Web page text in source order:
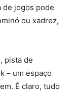
de jogos pode
ou xadrez,
pista de
– um espaço
É claro, tudo